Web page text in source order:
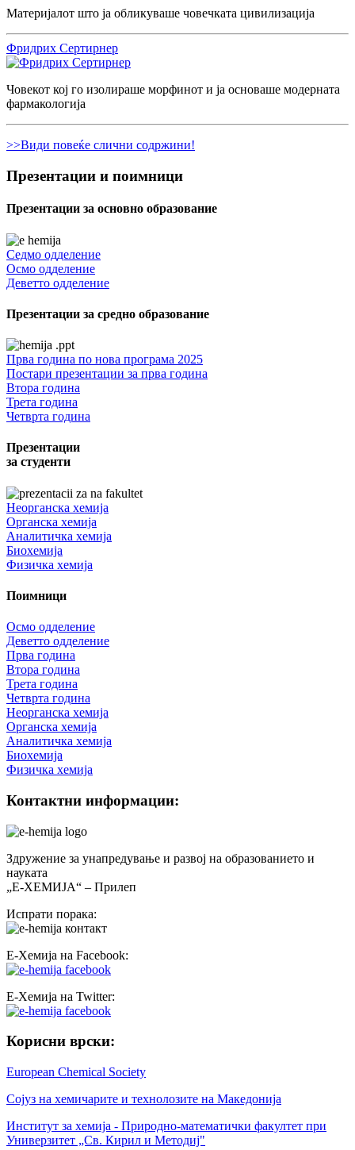
Материјалот што ја обликуваше човечката цивилизација
Фридрих Сертирнер
Човекот кој го изолираше морфинот и ја основаше модерната
фармакологија
>>Види повеќе слични содржини!
Презентации и поимници
Презентации за основно образование
Седмо одделение
Осмо одделение
Деветто одделение
Презентации за средно образование
Прва година по нова програма 2025
Постари презентации за прва година
Втора година
Трета година
Четврта година
Презентации
за студенти
Неорганска хемија
Органска хемија
Аналитичка хемија
Биохемија
Физичка хемија
Поимници
Осмо одделение
Деветто одделение
Прва година
Втора година
Трета година
Четврта година
Неорганска хемија
Органска хемија
Аналитичка хемија
Биохемија
Физичка хемија
Контактни информации:
Здружение за унапредување и развој на образованието и
науката
„Е-ХЕМИЈА“ – Прилеп
Испрати порака:
Е-Хемија на Facebook:
Е-Хемија на Twitter:
Корисни врски:
European Chemical Society
Сојуз на хемичарите и технолозите на Македонија
Институт за хемија - Природно-математички факултет при
Универзитет „Св. Кирил и Методиј"